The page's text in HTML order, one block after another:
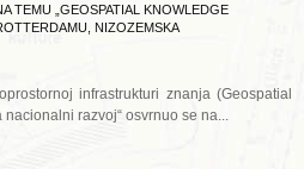
TEMU „GEOSPATIAL KNOWLEDGE
NIZOZEMSKA
infrastrukturi znanja (Geospatial
razvoj“ osvrnuo se na...